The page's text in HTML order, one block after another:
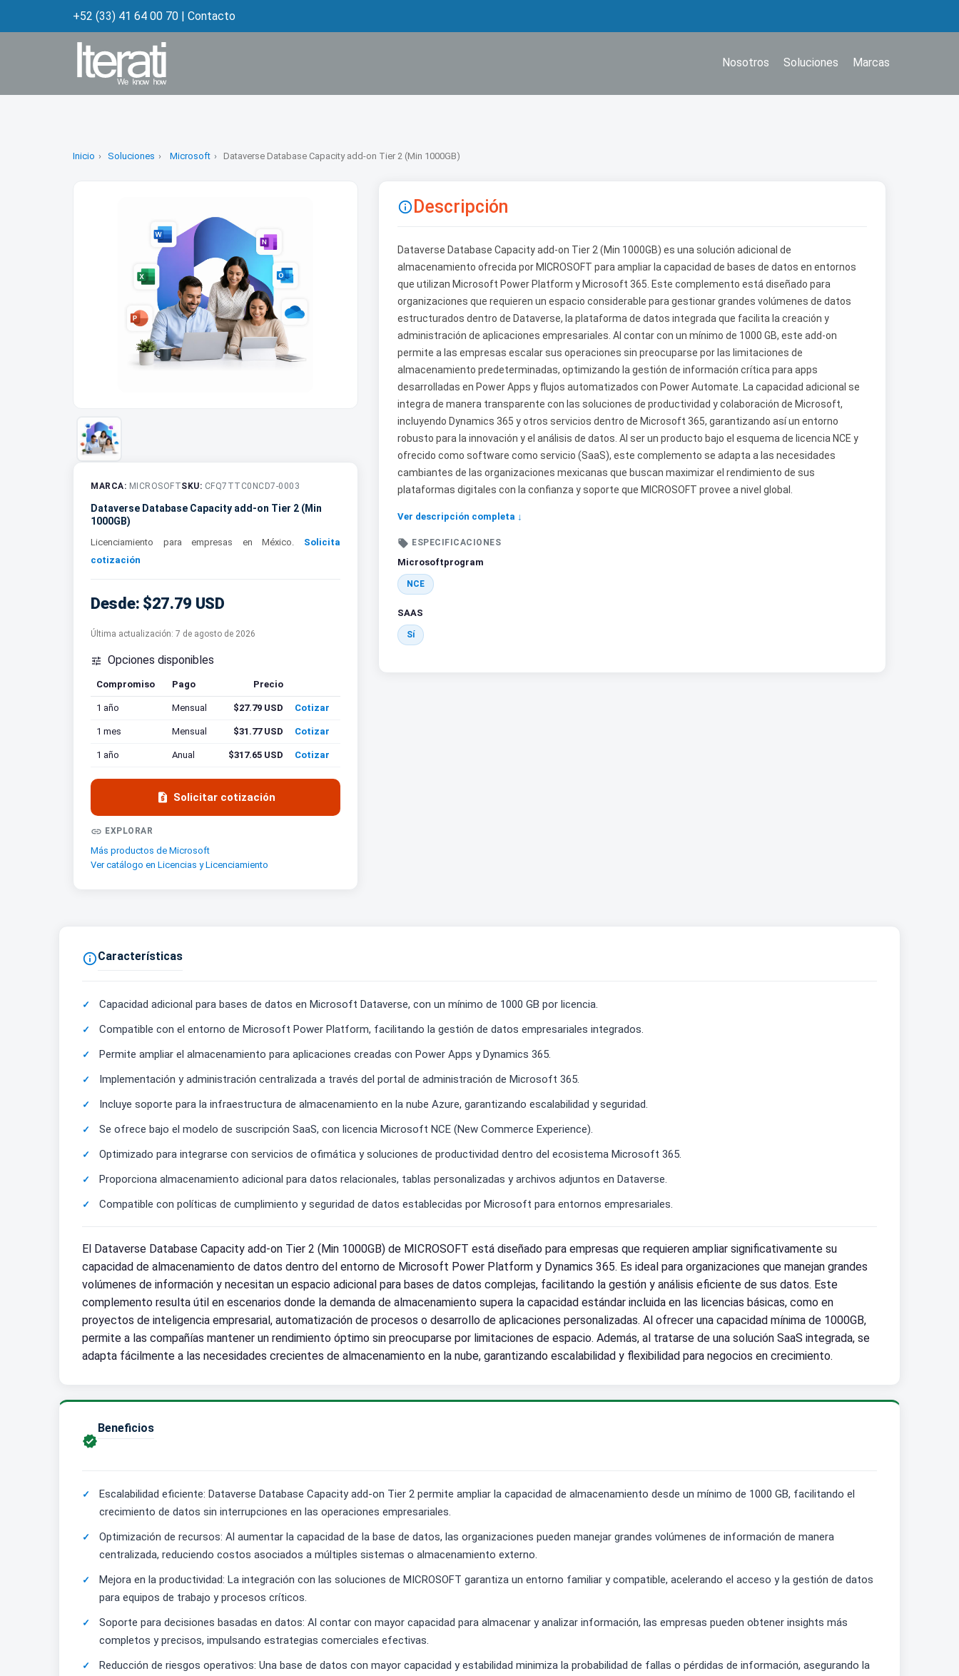
+52 (33) 41 64 00 70 | Contacto
Marcas
Soluciones
Nosotros
Inicio Soluciones Microsoft Dataverse Database Capacity add-on Tier 2 (Min 1000GB)
MARCA: MICROSOFTSKU: CFQ7TTC0NCD7-0003
Dataverse Database Capacity add-on Tier 2 (Min
1000GB)
Licenciamiento para empresas en México. Solicita
cotización
Desde: $27.79 USD
Última actualización: 7 de agosto de 2026
 Opciones disponibles
Compromiso Pago Precio
1 año
Mensual $27.79 USD Cotizar
1 mes Mensual $31.77 USD Cotizar
1 año Anual $317.65 USD Cotizar
 Solicitar cotización
 EXPLORAR
Más productos de Microsoft
Ver catálogo en Licencias y Licenciamiento
 Descripción
Dataverse Database Capacity add-on Tier 2 (Min 1000GB) es una solución adicional de
almacenamiento ofrecida por MICROSOFT para ampliar la capacidad de bases de datos en entornos
que utilizan Microsoft Power Platform y Microsoft 365. Este complemento está diseñado para
organizaciones que requieren un espacio considerable para gestionar grandes volúmenes de datos
estructurados dentro de Dataverse, la plataforma de datos integrada que facilita la creación y
administración de aplicaciones empresariales. Al contar con un mínimo de 1000 GB, este add-on
permite a las empresas escalar sus operaciones sin preocuparse por las limitaciones de
almacenamiento predeterminadas, optimizando la gestión de información crítica para apps
desarrolladas en Power Apps y flujos automatizados con Power Automate. La capacidad adicional se
integra de manera transparente con las soluciones de productividad y colaboración de Microsoft,
incluyendo Dynamics 365 y otros servicios dentro de Microsoft 365, garantizando así un entorno
robusto para la innovación y el análisis de datos. Al ser un producto bajo el esquema de licencia NCE y
ofrecido como software como servicio (SaaS), este complemento se adapta a las necesidades
cambiantes de las organizaciones mexicanas que buscan maximizar el rendimiento de sus
plataformas digitales con la confianza y soporte que MICROSOFT provee a nivel global.
Ver descripción completa ↓
 ESPECIFICACIONES
Microsoftprogram
NCE
SAAS
Sí
Características
Capacidad adicional para bases de datos en Microsoft Dataverse, con un mínimo de 1000 GB por licencia.
Compatible con el entorno de Microsoft Power Platform, facilitando la gestión de datos empresariales integrados.
Permite ampliar el almacenamiento para aplicaciones creadas con Power Apps y Dynamics 365.
Implementación y administración centralizada a través del portal de administración de Microsoft 365.
Incluye soporte para la infraestructura de almacenamiento en la nube Azure, garantizando escalabilidad y seguridad.
Se ofrece bajo el modelo de suscripción SaaS, con licencia Microsoft NCE (New Commerce Experience).
Optimizado para integrarse con servicios de ofimática y soluciones de productividad dentro del ecosistema Microsoft 365.
Proporciona almacenamiento adicional para datos relacionales, tablas personalizadas y archivos adjuntos en Dataverse.
Compatible con políticas de cumplimiento y seguridad de datos establecidas por Microsoft para entornos empresariales.
El Dataverse Database Capacity add-on Tier 2 (Min 1000GB) de MICROSOFT está diseñado para empresas que requieren ampliar significativamente su
capacidad de almacenamiento de datos dentro del entorno de Microsoft Power Platform y Dynamics 365. Es ideal para organizaciones que manejan grandes
volúmenes de información y necesitan un espacio adicional para bases de datos complejas, facilitando la gestión y análisis eficiente de sus datos. Este
complemento resulta útil en escenarios donde la demanda de almacenamiento supera la capacidad estándar incluida en las licencias básicas, como en
proyectos de inteligencia empresarial, automatización de procesos o desarrollo de aplicaciones personalizadas. Al ofrecer una capacidad mínima de 1000GB,
permite a las compañías mantener un rendimiento óptimo sin preocuparse por limitaciones de espacio. Además, al tratarse de una solución SaaS integrada, se
adapta fácilmente a las necesidades crecientes de almacenamiento en la nube, garantizando escalabilidad y flexibilidad para negocios en crecimiento.

Beneficios
Escalabilidad eficiente: Dataverse Database Capacity add-on Tier 2 permite ampliar la capacidad de almacenamiento desde un mínimo de 1000 GB, facilitando el
crecimiento de datos sin interrupciones en las operaciones empresariales.
Optimización de recursos: Al aumentar la capacidad de la base de datos, las organizaciones pueden manejar grandes volúmenes de información de manera
centralizada, reduciendo costos asociados a múltiples sistemas o almacenamiento externo.
Mejora en la productividad: La integración con las soluciones de MICROSOFT garantiza un entorno familiar y compatible, acelerando el acceso y la gestión de datos
para equipos de trabajo y procesos críticos.
Soporte para decisiones basadas en datos: Al contar con mayor capacidad para almacenar y analizar información, las empresas pueden obtener insights más
completos y precisos, impulsando estrategias comerciales efectivas.
Reducción de riesgos operativos: Una base de datos con mayor capacidad y estabilidad minimiza la probabilidad de fallas o pérdidas de información, asegurando la